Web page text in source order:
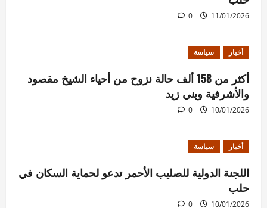
11/01/2026
0
أخبار سياسة
أكثر من 158 ألف حالة نزوح من أحياء الشيخ مقصود
والأشرفية وبني زيد
10/01/2026
0
أخبار سياسة
اللجنة الدولية للصليب الأحمر تدعو لحماية السكان في
حلب
10/01/2026
0